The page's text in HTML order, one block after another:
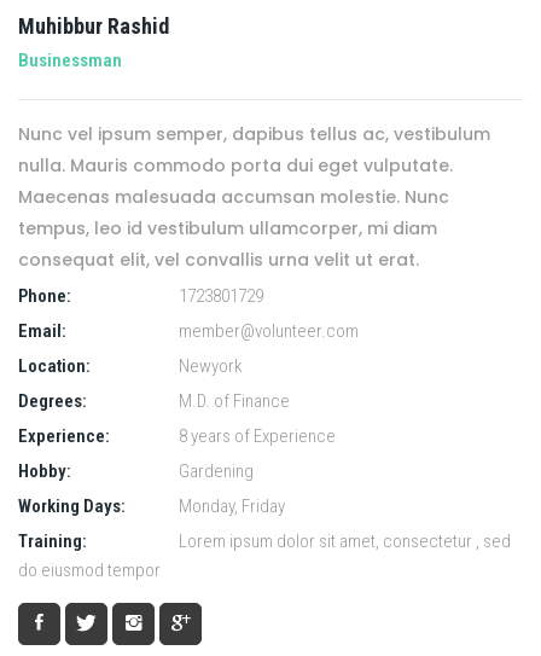
Muhibbur Rashid
Businessman
Nunc vel ipsum semper, dapibus tellus ac, vestibulum
nulla. Mauris commodo porta dui eget vulputate.
Maecenas malesuada accumsan molestie. Nunc
tempus, leo id vestibulum ullamcorper, mi diam
consequat elit, vel convallis urna velit ut erat.
Phone:
1723801729
Email:
member@volunteer.com
Location:
Newyork
Degrees:
M.D. of Finance
Experience:
8 years of Experience
Hobby:
Gardening
Working Days:
Monday, Friday
Training:
Lorem ipsum dolor sit amet, consectetur , sed
do eiusmod tempor